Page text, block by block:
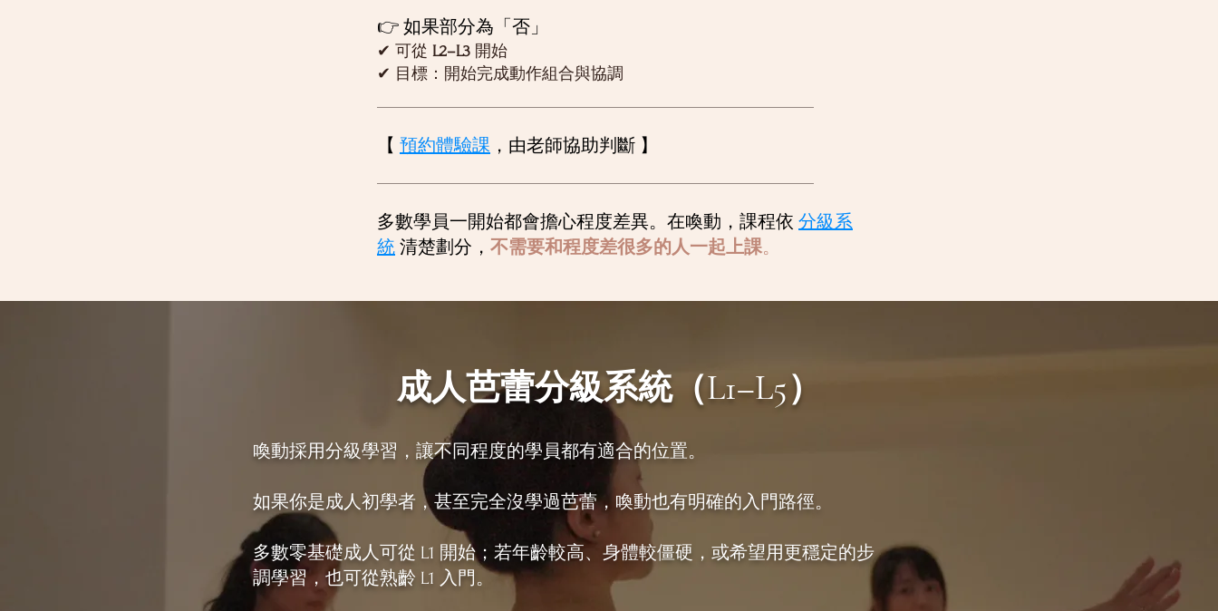
👉 如果部分為「否」
✔ 可從 L2–L3 開始
✔ 目標：開始完成動作組合與協調
【 預約體驗課 ，由老師協助判斷 】
多數學員一開始都會擔心程度差異。在喚動，課程依 分級系
統 清楚劃分， 不需要和程度差很多的人一起上課。
成人芭蕾分級系統（L1–L5）
喚動採用分級學習，讓不同程度的學員都有適合的位置。
如果你是成人初學者，甚至完全沒學過芭蕾，喚動也有明確的入門路徑。
多數零基礎成人可從 L1 開始；若年齡較高、身體較僵硬，或希望用更穩定的步
調學習，也可從熟齡 L1 入門。​